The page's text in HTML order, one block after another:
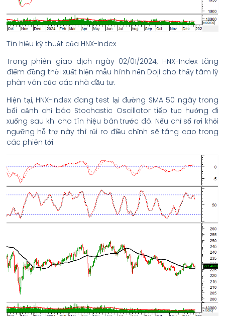
Tín hiệu kỹ thuật của HNX-Index
Trong phiên giao dịch ngày 02/01/2024, HNX-Index tăng
điểm đồng thời xuất hiện mẫu hình nến Doji cho thấy tâm lý
phân vân của các nhà đầu tư.
Hiện tại, HNX-Index đang test lại đường SMA 50 ngày trong
bối cảnh chỉ báo Stochastic Oscillator tiếp tục hướng đi
xuống sau khi cho tín hiệu bán trước đó. Nếu chỉ số rơi khỏi
ngưỡng hỗ trợ này thì rủi ro điều chỉnh sẽ tăng cao trong
các phiên tới.